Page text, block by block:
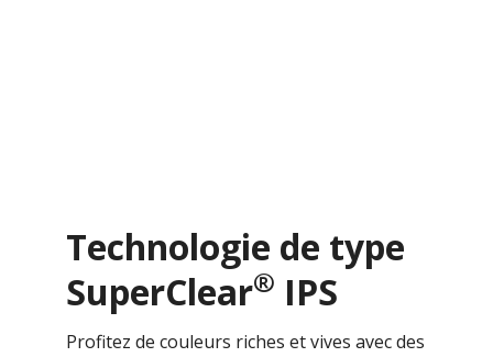
Technologie de type
SuperClear® IPS
Profitez de couleurs riches et vives avec des